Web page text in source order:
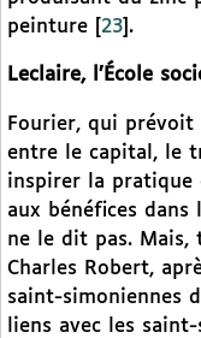
peinture
23 .
Leclaire, l’École
Fourier, qui
entre le capital, le
inspirer la pratique
aux bénéfices dans
ne le dit pas. Mais,
Charles Robert,
saint-simoniennes
liens avec les